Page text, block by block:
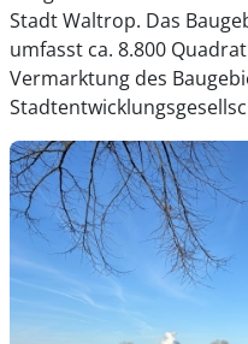
Stadt Waltrop. Das
umfasst ca. 8.800
Vermarktung des